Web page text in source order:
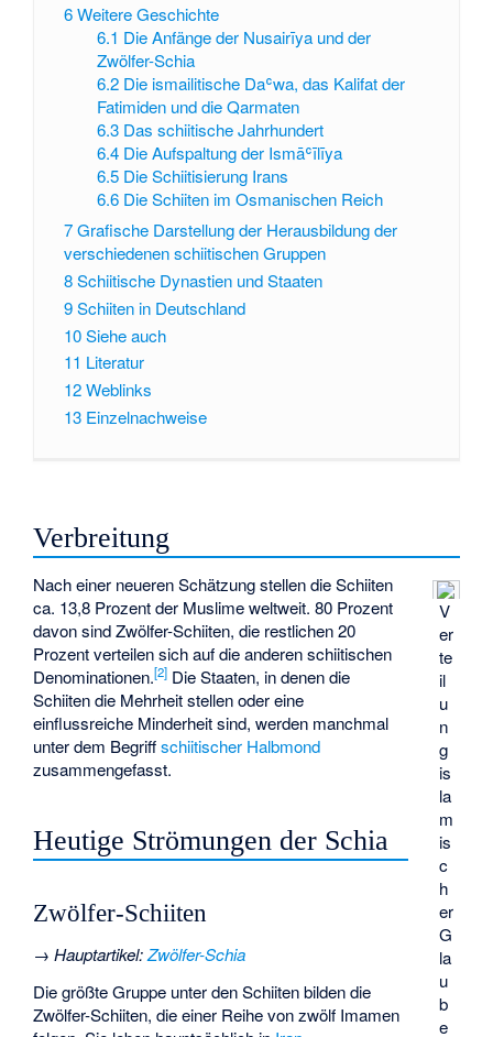
6Weitere Geschichte
6.1 Die Anfänge der Nusairīya und der
Zwölfer-Schia
6.2 Die ismailitische Daʿwa, das Kalifat der
Fatimiden und die Qarmaten
6.3 Das schiitische Jahrhundert
6.4 Die Aufspaltung der Ismāʿīlīya
6.5 Die Schiitisierung Irans
6.6 Die Schiiten im Osmanischen Reich
7Grafische Darstellung der Herausbildung der
verschiedenen schiitischen Gruppen
8Schiitische Dynastien und Staaten
9Schiiten in Deutschland
10Siehe auch
11 Literatur
12Weblinks
13 Einzelnachweise
Verbreitung
V
er
te
il
u
n
g
is
la
m
is
c
h
er
G
la
u
b
e
Nach einer neueren Schätzung stellen die Schiiten
ca. 13,8 Prozent der Muslime weltweit. 80 Prozent
davon sind Zwölfer-Schiiten, die restlichen 20
Prozent verteilen sich auf die anderen schiitischen
Denominationen.[2] Die Staaten, in denen die
Schiiten die Mehrheit stellen oder eine
einflussreiche Minderheit sind, werden manchmal
unter dem Begriffschiitischer Halbmond
zusammengefasst.
Heutige Strömungen der Schia
Zwölfer-Schiiten
→Hauptartikel:Zwölfer-Schia
Die größte Gruppe unter den Schiiten bilden die
Zwölfer-Schiiten, die einer Reihe von zwölf Imamen